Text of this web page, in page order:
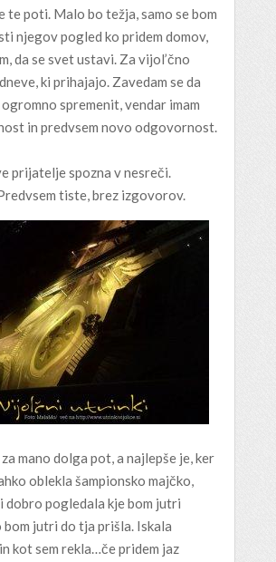
te poti. Malo bo težja, samo se bom
njegov pogled ko pridem domov,
da se svet ustavi. Za vijol’čno
ki prihajajo. Zavedam se da
spremenit, vendar imam
in predvsem novo odgovornost.
prijatelje spozna v nesreči.
tiste, brez izgovorov.
mano dolga pot, a najlepše je, ker
oblekla šampionsko majčko,
dobro pogledala kje bom jutri
bom jutri do tja prišla. Iskala
kot sem rekla…če pridem jaz